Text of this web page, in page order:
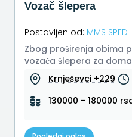
Vozač šlepera
Postavljen od: MMS SPED
Zbog proširenja obima
vozača šlepera za
Tahografska kartica
Krnješevci +229
130000 - 180000